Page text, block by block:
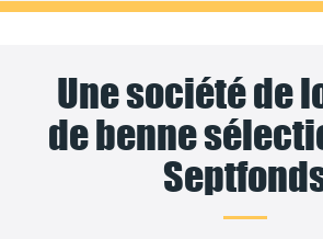
Une société de
de benne